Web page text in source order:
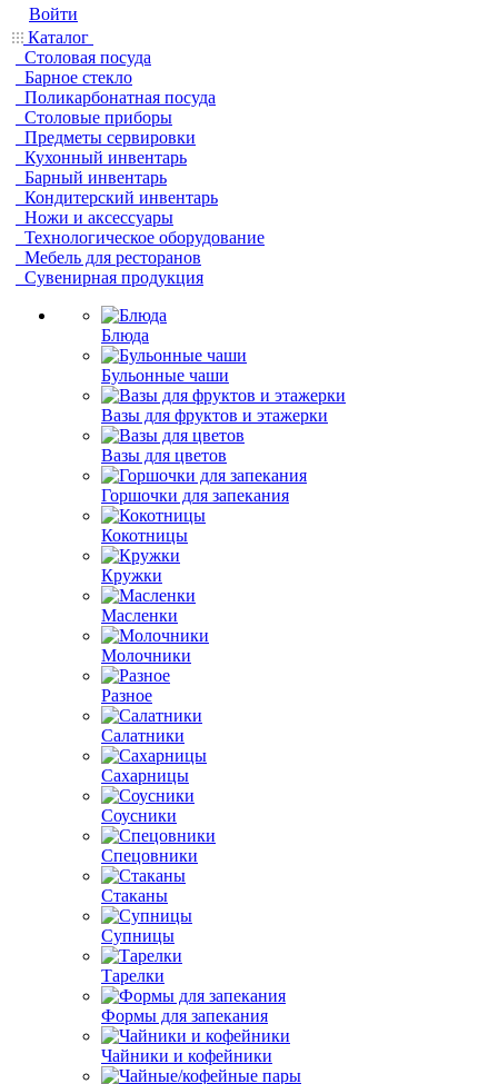
Войти
Каталог
Столовая посуда
Барное стекло
Поликарбонатная посуда
Столовые приборы
Предметы сервировки
Кухонный инвентарь
Барный инвентарь
Кондитерский инвентарь
Ножи и аксессуары
Технологическое оборудование
Мебель для ресторанов
Сувенирная продукция
Блюда
Бульонные чаши
Вазы для фруктов и этажерки
Вазы для цветов
Горшочки для запекания
Кокотницы
Кружки
Масленки
Молочники
Разное
Салатники
Сахарницы
Соусники
Спецовники
Стаканы
Супницы
Тарелки
Формы для запекания
Чайники и кофейники